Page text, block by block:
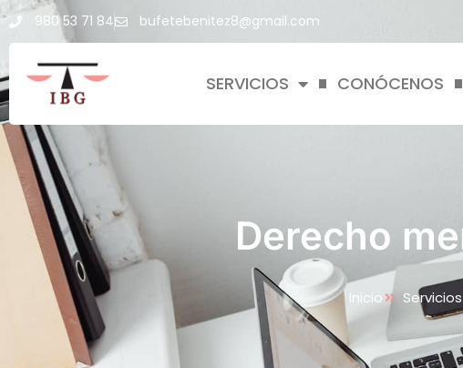
980 53 71 84 bufetebenitez8@gmail.com
SERVICIOS CONÓCENOS
Derecho
Inicio Servicios